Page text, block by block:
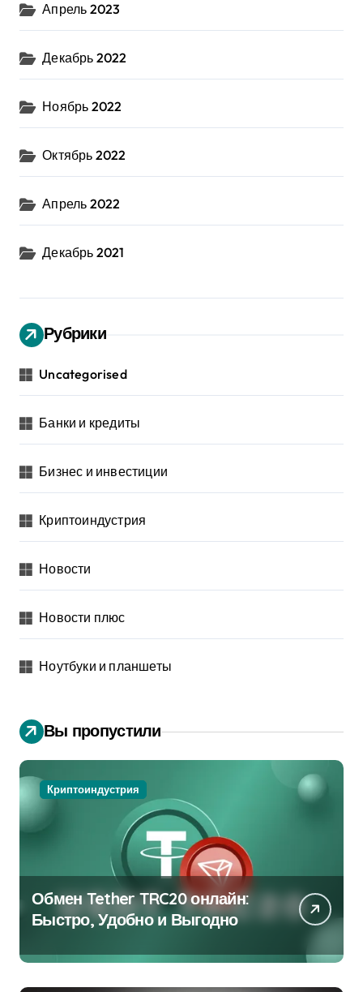
Апрель 2023
Декабрь 2022
Ноябрь 2022
Октябрь 2022
Апрель 2022
Декабрь 2021
Рубрики
Uncategorised
Банки и кредиты
Бизнес и инвестиции
Криптоиндустрия
Новости
Новости плюс
Ноутбуки и планшеты
Вы пропустили
Криптоиндустрия
Обмен Tether TRC20 онлайн:
Быстро, Удобно и Выгодно